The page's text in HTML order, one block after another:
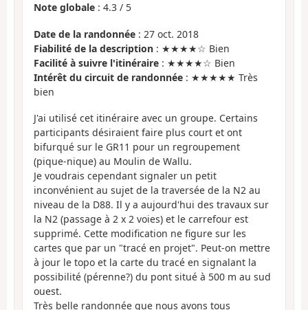
Note globale : 4.3 / 5
Date de la randonnée : 27 oct. 2018
Fiabilité de la description : ★★★★☆ Bien
Facilité à suivre l'itinéraire : ★★★★☆ Bien
Intérêt du circuit de randonnée : ★★★★★ Très
bien
J'ai utilisé cet itinéraire avec un groupe. Certains
participants désiraient faire plus court et ont
bifurqué sur le GR11 pour un regroupement
(pique-nique) au Moulin de Wallu.
Je voudrais cependant signaler un petit
inconvénient au sujet de la traversée de la N2 au
niveau de la D88. Il y a aujourd'hui des travaux sur
la N2 (passage à 2 x 2 voies) et le carrefour est
supprimé. Cette modification ne figure sur les
cartes que par un "tracé en projet". Peut-on mettre
à jour le topo et la carte du tracé en signalant la
possibilité (pérenne?) du pont situé à 500 m au sud
ouest.
Très belle randonnée que nous avons tous